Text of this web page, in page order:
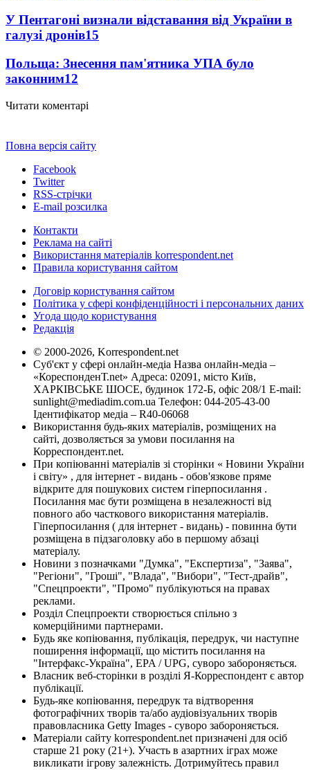
У Пентагоні визнали відставання від України в
галузі дронів15
Польща: Знесення пам'ятника УПА було
законним12
Читати коментарі
Повна версія сайту
Facebook
Twitter
RSS-стрічки
E-mail розсилка
Контакти
Реклама на сайті
Використання матеріалів korrespondent.net
Правила користування сайтом
Договір користування сайтом
Політика у сфері конфіденційності і персональних даних
Угода щодо користування
Редакція
© 2000-2026, Korrespondent.net
Суб'єкт у сфері онлайн-медіа Назва онлайн-медіа –
«КореспонденТ.net» Адреса: 02091, місто Київ,
ХАРКІВСЬКЕ ШОСЕ, будинок 172-Б, офіс 208/1 E-mail:
sunlight@mediadim.com.ua Телефон: 044-205-43-00
Ідентифікатор медіа – R40-06068
Використання будь-яких матеріалів, розміщених на
сайті, дозволяється за умови посилання на
Корреспондент.net.
При копіюванні матеріалів зі сторінки « Новини України
і світу» , для інтернет - видань - обов'язкове пряме
відкрите для пошукових систем гіперпосилання .
Посилання має бути розміщена в незалежності від
повного або часткового використання матеріалів.
Гіперпосилання ( для інтернет - видань) - повинна бути
розміщена в підзаголовку або в першому абзаці
матеріалу.
Новини з позначками "Думка", "Експертиза", "Заява",
"Регіони", "Гроші", "Влада", "Вибори", "Тест-драйв",
"Спецпроекти", "Промо" публікуються на правах
реклами.
Розділ Спецпроекти створюється спільно з
комерційними партнерами.
Будь яке копіювання, публікація, передрук, чи наступне
поширення інформації, що містить посилання на
"Інтерфакс-Україна", EPA / UPG, суворо забороняється.
Власник веб-сторінки в розділі Я-Корреспондент є автор
публікації.
Будь-яке копіювання, передрук та відтворення
фотографічних творів та/або аудіовізуальних творів
правовласника Getty Images - суворо забороняється.
Матеріали сайту korrespondent.net призначені для осіб
старше 21 року (21+). Участь в азартних іграх може
викликати ігрову залежність. Дотримуйтесь правил